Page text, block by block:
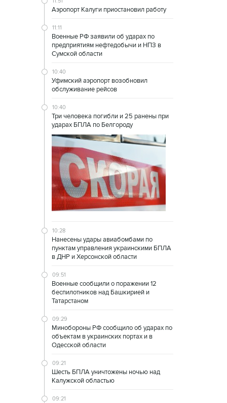
Аэропорт Калуги приостановил работу
11:11
Военные РФ заявили об ударах по
предприятиям нефтедобычи и НПЗ в
Сумской области
10:40
Уфимский аэропорт возобновил
обслуживание рейсов
10:40
Три человека погибли и 25 ранены при
ударах БПЛА по Белгороду
10:28
Нанесены удары авиабомбами по
пунктам управления украинскими БПЛА
в ДНР и Херсонской области
09:51
Военные сообщили о поражении 12
беспилотников над Башкирией и
Татарстаном
09:29
Минобороны РФ сообщило об ударах по
объектам в украинских портах и в
Одесской области
09:21
Шесть БПЛА уничтожены ночью над
Калужской областью
09:21